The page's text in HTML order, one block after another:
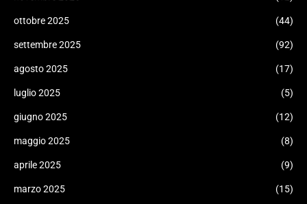
ottobre 2025 (44)
settembre 2025 (92)
agosto 2025 (17)
luglio 2025 (5)
giugno 2025 (12)
maggio 2025 (8)
aprile 2025 (9)
marzo 2025 (15)